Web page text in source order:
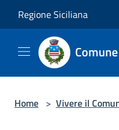
Regione Siciliana
Home > Vivere il